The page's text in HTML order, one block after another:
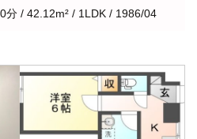
分 / 42.12m² / 1LDK / 1986/04